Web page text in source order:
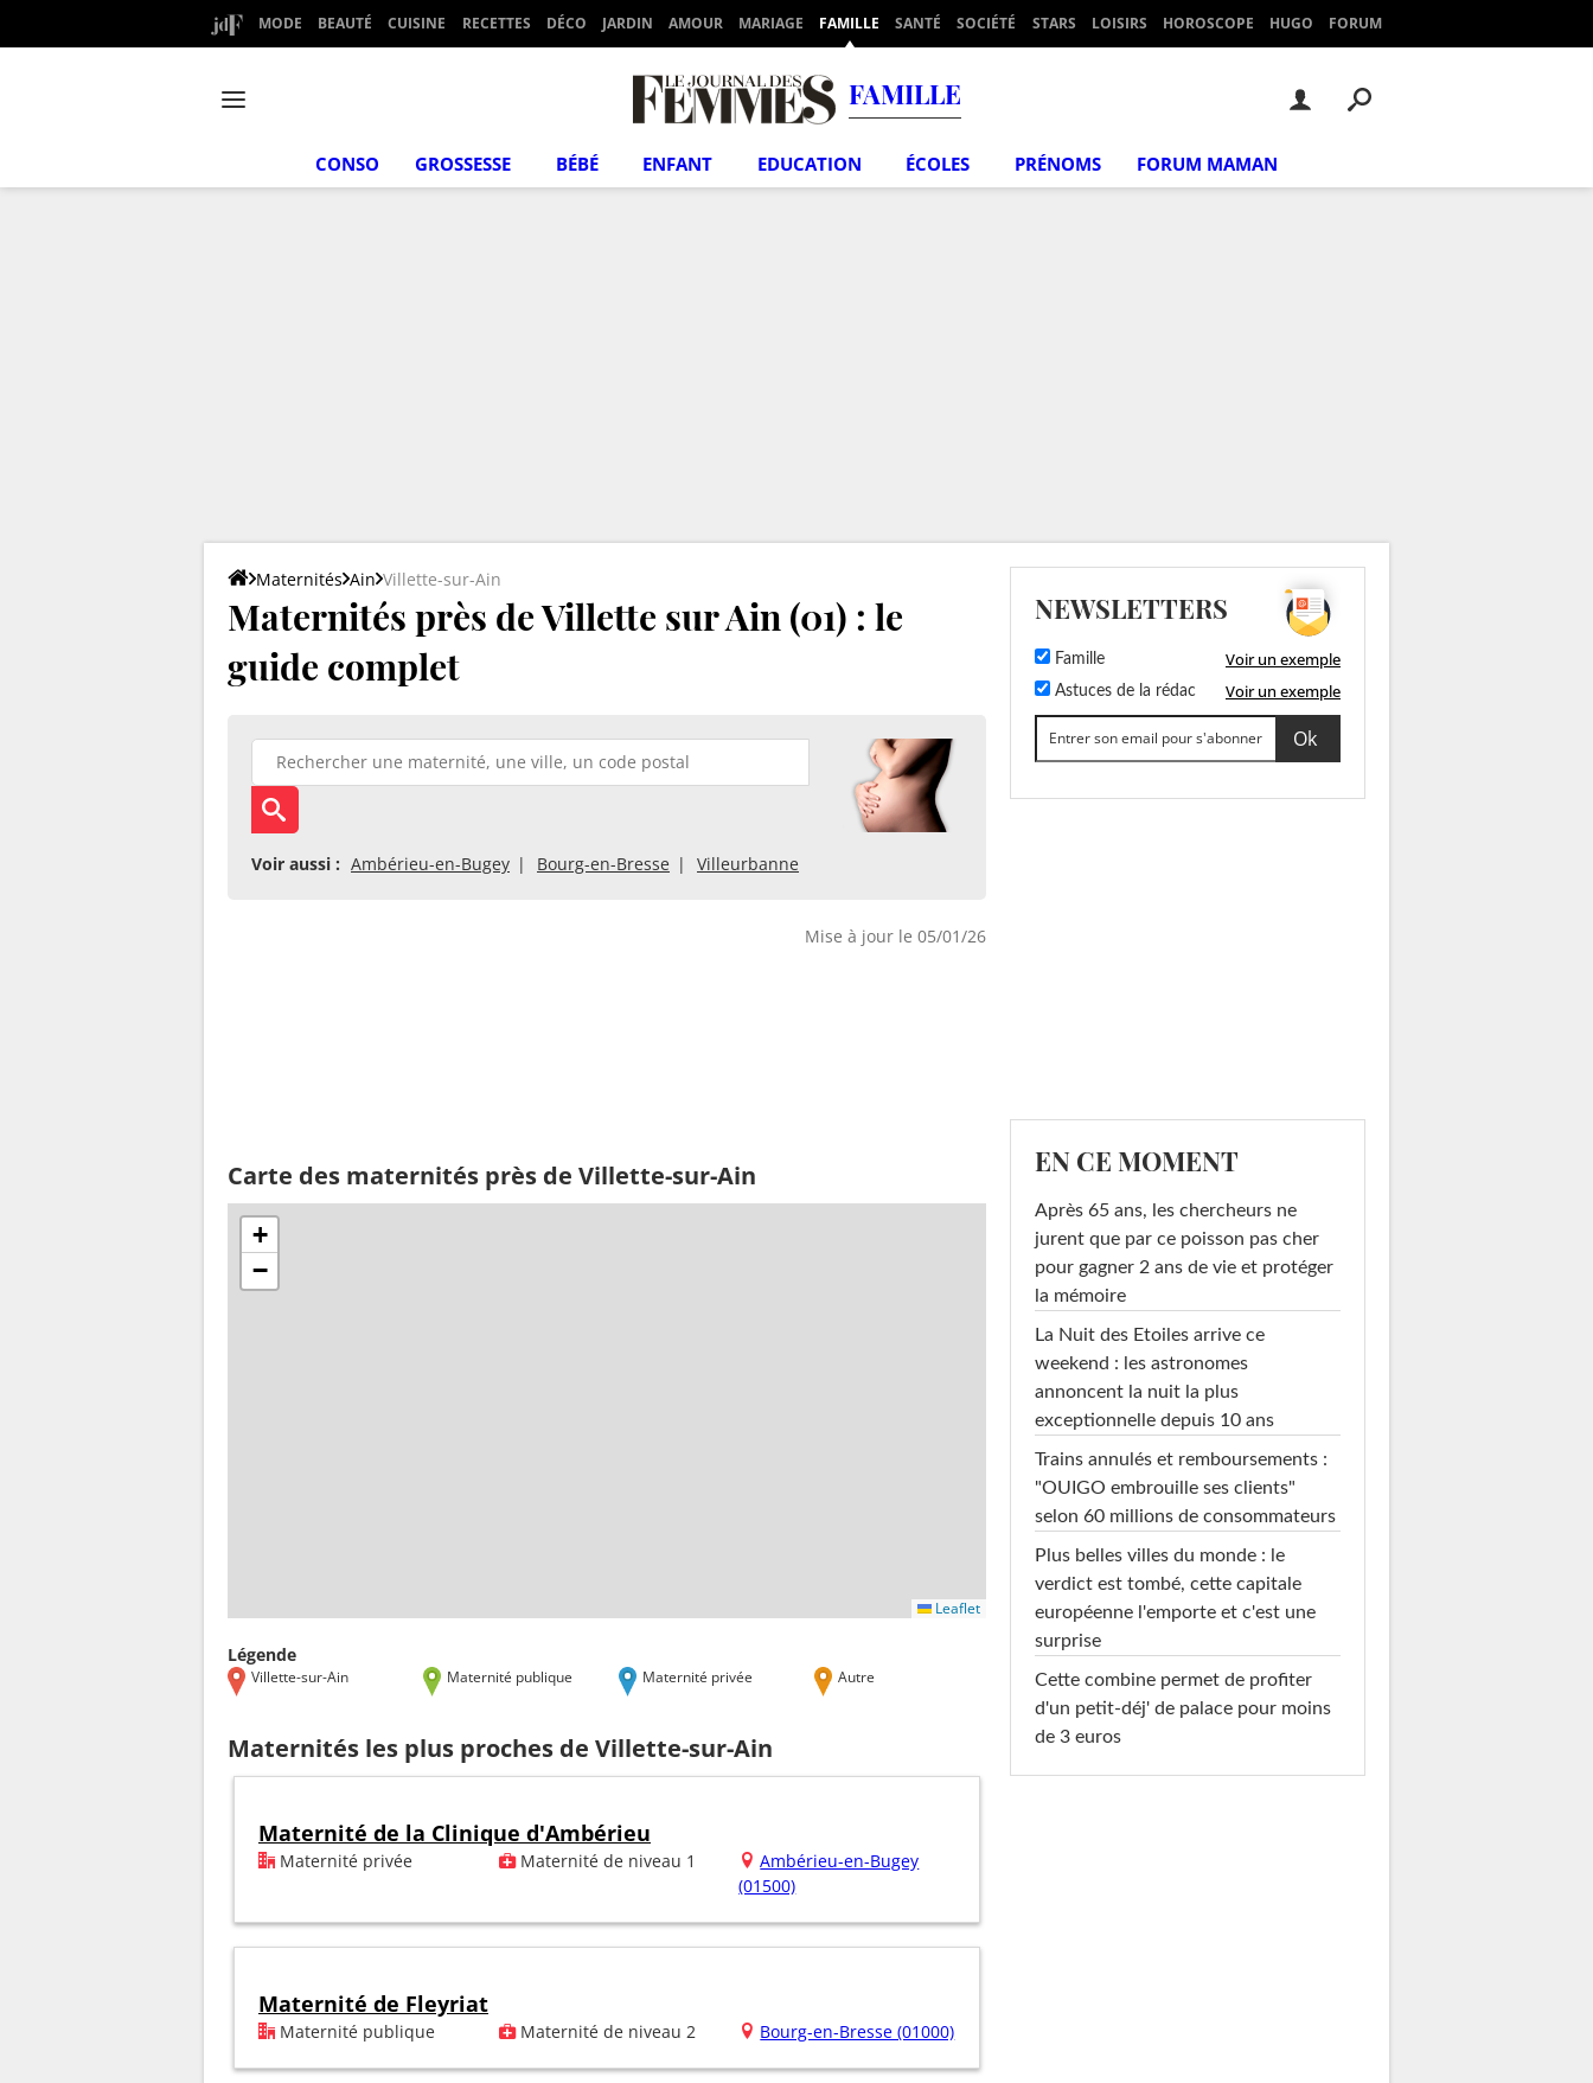
MODE BEAUTÉ CUISINE RECETTES DÉCO JARDIN AMOUR MARIAGE FAMILLE SANTÉ SOCIÉTÉ STARS LOISIRS HOROSCOPE HUGO FORUM
FAMILLE
CONSO GROSSESSE BÉBÉ ENFANT EDUCATION ÉCOLES PRÉNOMS FORUM MAMAN
Maternités Ain Villette-sur-Ain
Maternités près de Villette sur Ain (01) : le
guide complet
Voir aussi : Ambérieu-en-Bugey Bourg-en-Bresse Villeurbanne
Mise à jour le 05/01/26
Carte des maternités près de Villette-sur-Ain
+
−
Leaflet
Légende
Villette-sur-Ain Maternité publique Maternité privée Autre
Maternités les plus proches de Villette-sur-Ain
Maternité de la Clinique d'Ambérieu
Maternité privée Maternité de niveau 1
Ambérieu-en-Bugey
(01500)
Maternité de Fleyriat
Maternité publique Maternité de niveau 2 Bourg-en-Bresse (01000)
NEWSLETTERS
Famille Voir un exemple
Astuces de la rédac Voir un exemple
EN CE MOMENT
Après 65 ans, les chercheurs ne
jurent que par ce poisson pas cher
pour gagner 2 ans de vie et protéger
la mémoire
La Nuit des Etoiles arrive ce
weekend : les astronomes
annoncent la nuit la plus
exceptionnelle depuis 10 ans
Trains annulés et remboursements :
"OUIGO embrouille ses clients"
selon 60 millions de consommateurs
Plus belles villes du monde : le
verdict est tombé, cette capitale
européenne l'emporte et c'est une
surprise
Cette combine permet de profiter
d'un petit-déj' de palace pour moins
de 3 euros